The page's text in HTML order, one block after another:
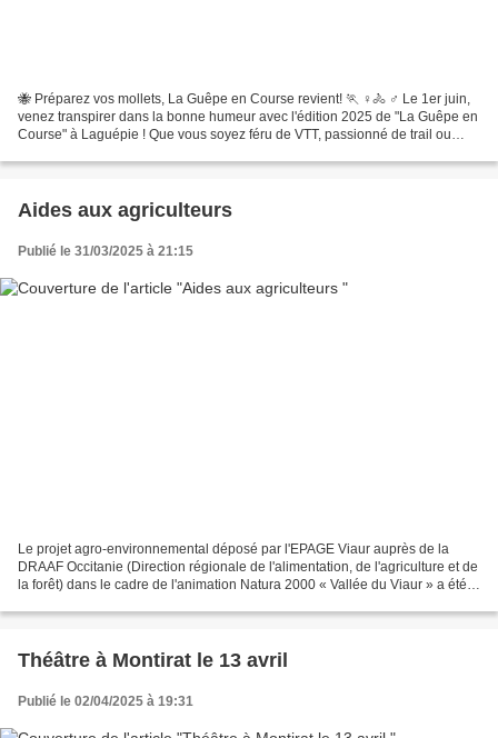
🐝 Préparez vos mollets, La Guêpe en Course revient! 🏃 ♀️🚴 ♂️ Le 1er juin,
venez transpirer dans la bonne humeur avec l'édition 2025 de "La Guêpe en
Course" à Laguépie ! Que vous soyez féru de VTT, passionné de trail ou
Aides aux agriculteurs
Publié le 31/03/2025 à 21:15
Le projet agro-environnemental déposé par l'EPAGE Viaur auprès de la
DRAAF Occitanie (Direction régionale de l'alimentation, de l'agriculture et de
la forêt) dans le cadre de l'animation Natura 2000 « Vallée du Viaur » a été
Théâtre à Montirat le 13 avril
Publié le 02/04/2025 à 19:31